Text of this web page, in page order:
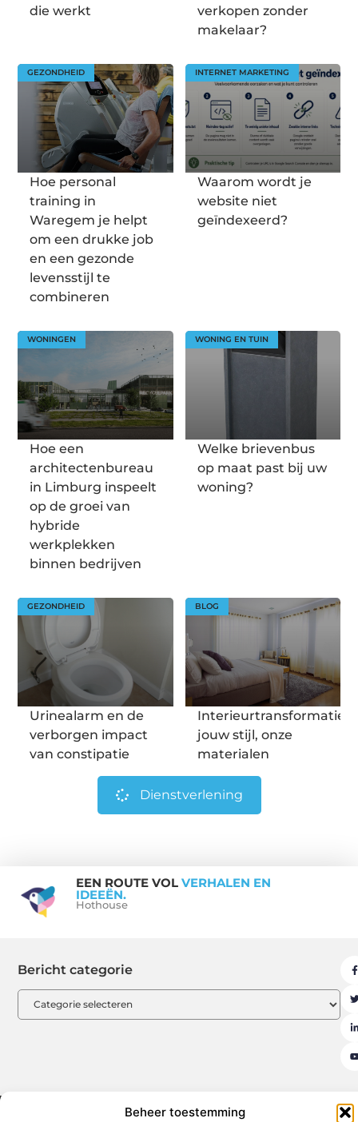
Beheer toestemming
die werkt
verkopen zonder
makelaar?
GEZONDHEID
Hoe personal
training in
Waregem je helpt
om een drukke job
en een gezonde
levensstijl te
combineren
INTERNET MARKETING
Waarom wordt je
website niet
geïndexeerd?
WONINGEN
Hoe een
architectenbureau
in Limburg inspeelt
op de groei van
hybride
werkplekken
binnen bedrijven
WONING EN TUIN
Welke brievenbus
op maat past bij uw
woning?
GEZONDHEID
Urinealarm en de
verborgen impact
van constipatie
BLOG
Interieurtransformatie:
jouw stijl, onze
materialen
Dienstverlening
EEN ROUTE VOL VERHALEN EN
IDEEËN.
Hothouse
Bericht categorie